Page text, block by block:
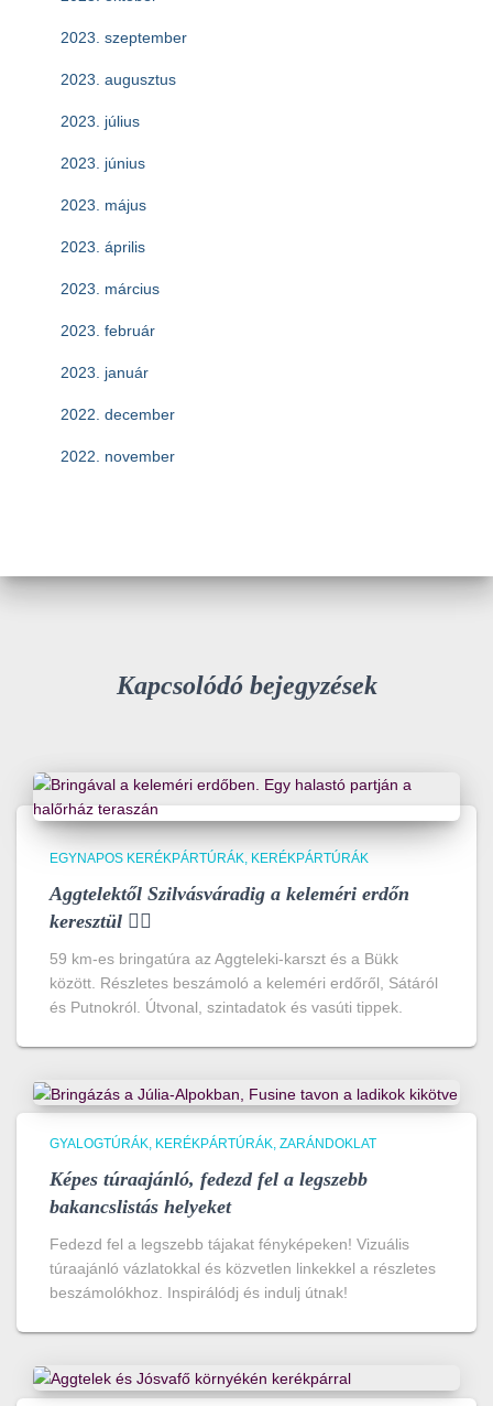
2023. szeptember
2023. augusztus
2023. július
2023. június
2023. május
2023. április
2023. március
2023. február
2023. január
2022. december
2022. november
Kapcsolódó bejegyzések
EGYNAPOS KERÉKPÁRTÚRÁK KERÉKPÁRTÚRÁK
Aggtelektől Szilvásváradig a keleméri erdőn
keresztül 🚴‍♀️
59 km-es bringatúra az Aggteleki-karszt és a Bükk
között. Részletes beszámoló a keleméri erdőről, Sátáról
és Putnokról. Útvonal, szintadatok és vasúti tippek.
GYALOGTÚRÁK KERÉKPÁRTÚRÁK ZARÁNDOKLAT
Képes túraajánló, fedezd fel a legszebb
bakancslistás helyeket
Fedezd fel a legszebb tájakat fényképeken! Vizuális
túraajánló vázlatokkal és közvetlen linkekkel a részletes
beszámolókhoz. Inspirálódj és indulj útnak!